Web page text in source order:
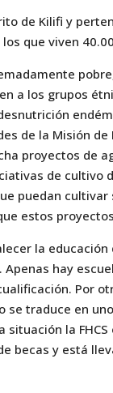
de Kilifi y
que viven
a los grupos
de la Misión
proyectos de
de cultivo
puedan
estos
la
hay
Por
traduce en
la
becas y está